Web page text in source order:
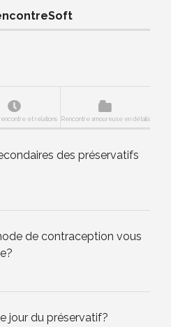
et relations Rencontre amoureuse en détails
des préservatifs
de contraception vous
jour du préservatif?